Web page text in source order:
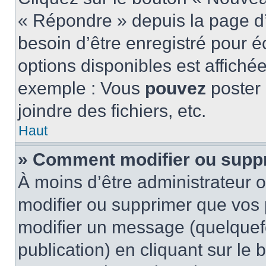
« Répondre » depuis la page
besoin d’être enregistré pour
options disponibles est
exemple : Vous pouvez
joindre des fichiers, etc.
Haut
» Comment modifier ou
À moins d’être administrateur
modifier ou supprimer que
modifier un message
publication) en cliquant sur le